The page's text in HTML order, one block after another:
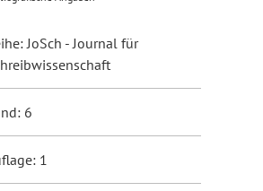
JoSch - Journal für
6
1